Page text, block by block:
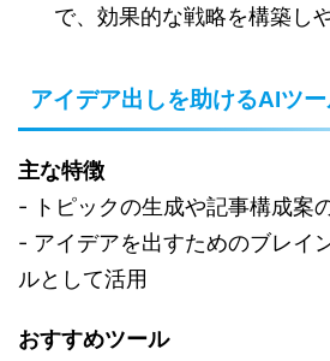
で、効果的な戦略を構築し
アイデア出しを助けるAIツ
主な特徴
- トピックの生成や記事構成案
- アイデアを出すためのブレイ
ルとして活用
おすすめツール